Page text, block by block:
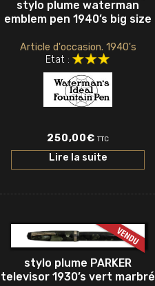
stylo plume waterman
emblem pen 1940’s big size
Article d'occasion. 1940's
Etat :
250,00€ TTC
Lire la suite
stylo plume PARKER
televisor 1930’s vert marbré